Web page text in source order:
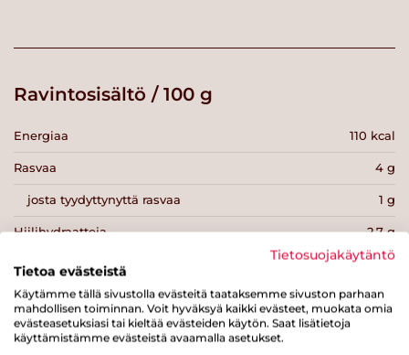
Ravintosisältö / 100 g
Energiaa 110 kcal
Rasvaa 4 g
josta tyydyttynyttä rasvaa 1 g
Hiilihydraatteja 2.7 g
josta sokereita g
Kuitua 0 g
Proteiinia
Tietosuojakäytäntö
Tietoa evästeistä
Käytämme tällä sivustolla evästeitä taataksemme sivuston parhaan
mahdollisen toiminnan. Voit hyväksyä kaikki evästeet, muokata omia
evästeasetuksiasi tai kieltää evästeiden käytön. Saat lisätietoja
käyttämistämme evästeistä avaamalla asetukset.